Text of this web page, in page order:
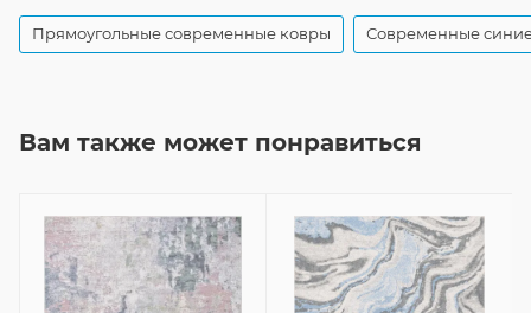
Прямоугольные современные ковры Современные
Вам также может понравиться